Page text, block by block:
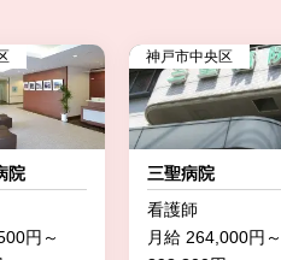
院
円～
神戸市中央区
三聖病院
看護師
月給 264,000円～